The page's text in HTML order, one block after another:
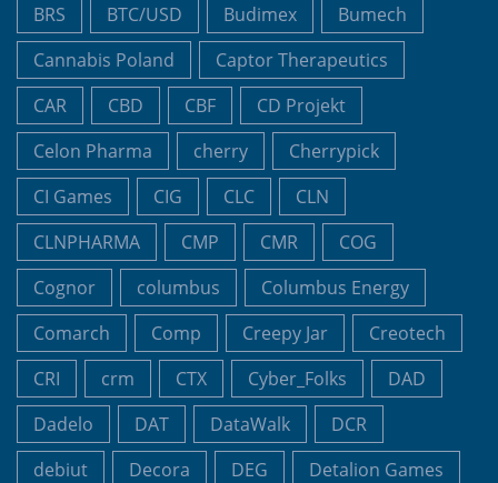
BRS
BTC/USD Budimex
Bumech
Cannabis Poland
Captor Therapeutics
CAR
CBD CBF
CD Projekt
Celon Pharma
cherry
Cherrypick
CI Games
CIG CLC
CLN
CLNPHARMA
CMP CMR
COG
Cognor
columbus
Columbus Energy
Comarch
Comp Creepy Jar
Creotech
CRI
crm CTX Cyber_Folks
DAD
Dadelo
DAT DataWalk
DCR
debiut
Decora DEG
Detalion Games